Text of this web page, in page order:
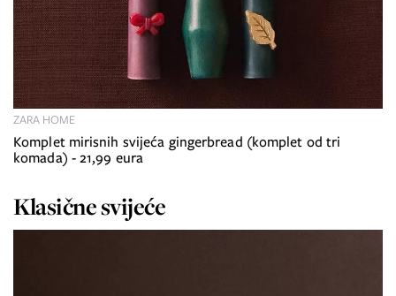
Komplet mirisnih svijeća gingerbread (komplet od tri
komada) - 21,99 eura
ZARA HOME
Klasične svijeće